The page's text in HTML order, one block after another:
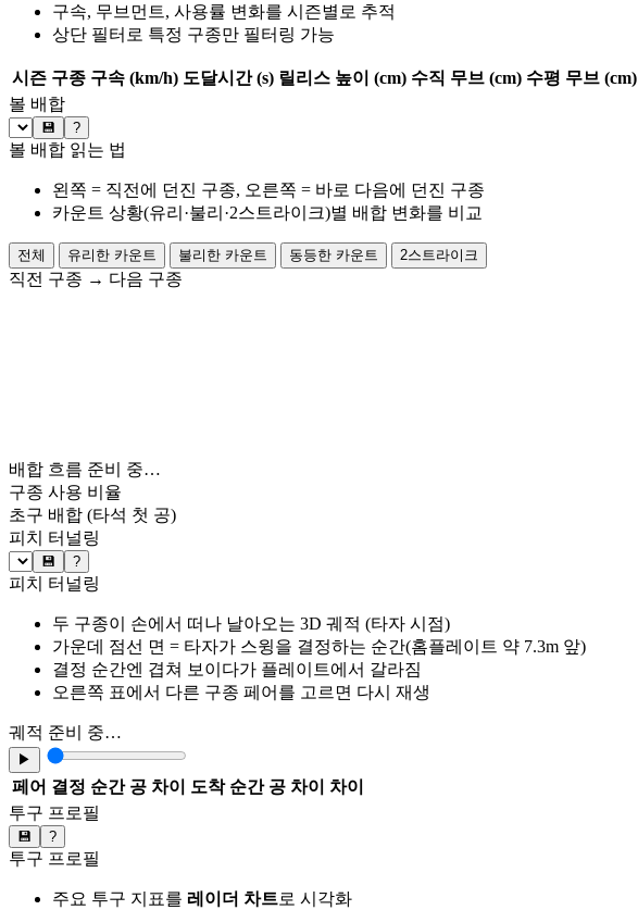
구속, 무브먼트, 사용률 변화를 시즌별로 추적
상단 필터로 특정 구종만 필터링 가능
시즌 구종 구속 (km/h) 도달시간 (s) 릴리스 높이 (cm) 수직 무브 (cm) 수평 무브 (cm)
볼 배합
💾 ?
볼 배합 읽는 법
왼쪽 = 직전에 던진 구종, 오른쪽 = 바로 다음에 던진 구종
카운트 상황(유리·불리·2스트라이크)별 배합 변화를 비교
전체 유리한 카운트 불리한 카운트 동등한 카운트 2스트라이크
직전 구종 → 다음 구종
배합 흐름 준비 중…
구종 사용 비율
초구 배합 (타석 첫 공)
피치 터널링
💾 ?
피치 터널링
두 구종이 손에서 떠나 날아오는 3D 궤적 (타자 시점)
가운데 점선 면 = 타자가 스윙을 결정하는 순간(홈플레이트 약 7.3m 앞)
결정 순간엔 겹쳐 보이다가 플레이트에서 갈라짐
오른쪽 표에서 다른 구종 페어를 고르면 다시 재생
궤적 준비 중…
▶
페어 결정 순간 공 차이 도착 순간 공 차이
차이
투구 프로필
💾 ?
투구 프로필
주요 투구 지표를 레이더 차트로 시각화